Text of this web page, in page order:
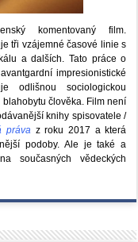
komentovaný film.
tři vzájemné časové linie s
a dalších. Tato práce o
impresionistické
odlišnou sociologickou
člověka. Film není
knihy spisovatele /
právaz roku 2017 a která
podoby. Ale je také a
současných vědeckých